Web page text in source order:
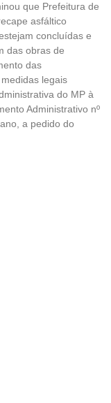
que Prefeitura de
asfáltico
concluídas e
das obras de
das
legais
do MP à
Administrativo nº
a pedido do